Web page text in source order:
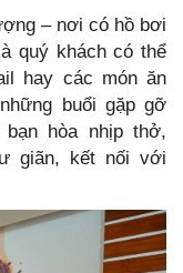
– nơi có hồ bơi
quý khách có thể
hay các món ăn
buổi gặp gỡ
hòa nhịp thở,
giãn, kết nối với